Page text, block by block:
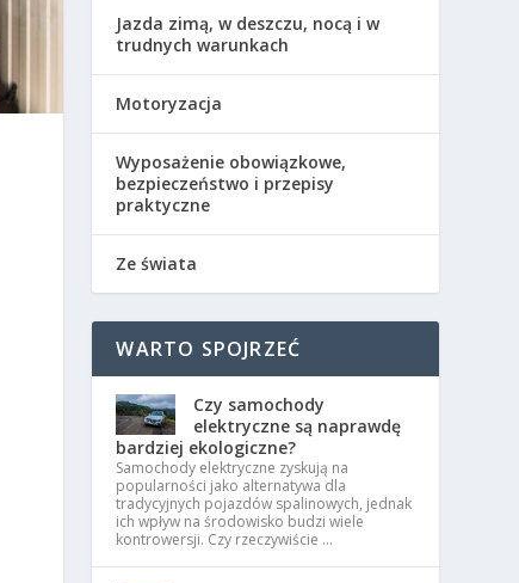
Jazda zimą, w deszczu, nocą i w
trudnych warunkach
Motoryzacja
Wyposażenie obowiązkowe,
bezpieczeństwo i przepisy
praktyczne
Ze świata
WARTO SPOJRZEĆ
Czy samochody
elektryczne są naprawdę
bardziej ekologiczne?
Samochody elektryczne zyskują na
popularności jako alternatywa dla
tradycyjnych pojazdów spalinowych, jednak
ich wpływ na środowisko budzi wiele
kontrowersji. Czy rzeczywiście …